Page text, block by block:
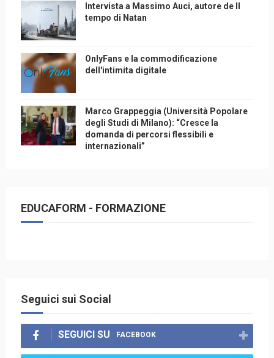
Intervista a Massimo Auci, autore de Il
tempo di Natan
OnlyFans e la commodificazione
dell'intimita digitale
Marco Grappeggia (Università Popolare
degli Studi di Milano): “Cresce la
domanda di percorsi flessibili e
internazionali”
EDUCAFORM - FORMAZIONE
Seguici sui Social
SEGUICI SU FACEBOOK